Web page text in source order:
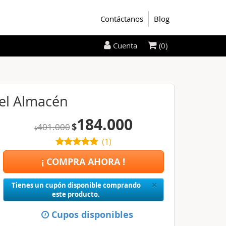
Contáctanos Blog
Almacén
$401.000$184.000
(1)
¡ COMPRA AHORA !
×Close
Tienes un cupón disponible comprando
este producto.
Cupos disponibles
Cuenta (0)